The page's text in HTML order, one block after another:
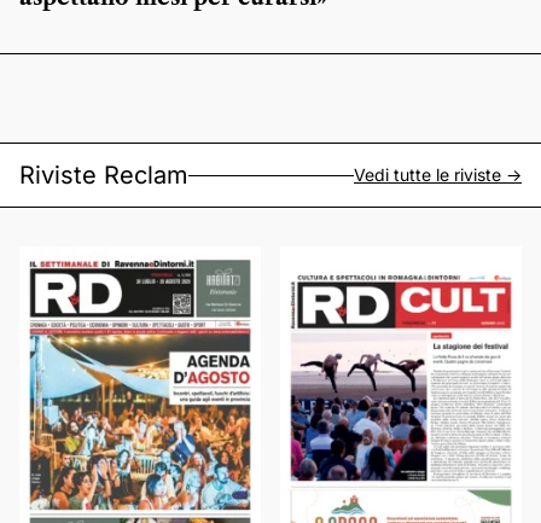
Riviste Reclam Vedi tutte le riviste ->